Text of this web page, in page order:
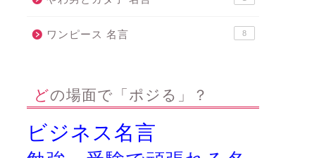
ワンピース 名言 8
どの場面で「ポジる」？
ビジネス名言